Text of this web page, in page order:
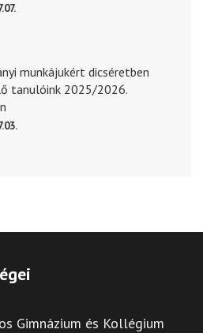
munkájukért dicséretben
tanulóink 2025/2026.
Gimnázium és Kollégium